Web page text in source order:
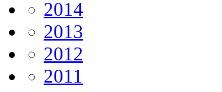
2014
2013
2012
2011